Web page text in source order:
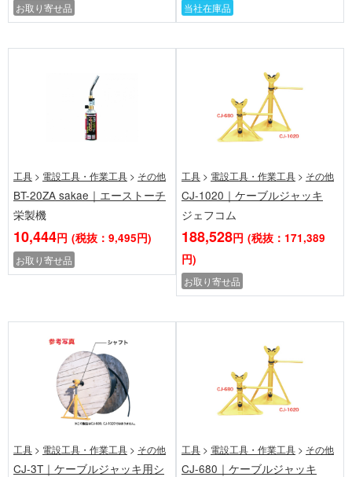
お取り寄せ品 当社在庫品
工具 > 電設工具・作業工具 > その他
BT-20ZA sakae｜エーストーチ
栄製機
10,444円 (税抜：9,495円)
お取り寄せ品
工具 > 電設工具・作業工具 > その他
CJ-1020｜ケーブルジャッキ
ジェフコム
188,528円 (税抜：171,389
円)
お取り寄せ品
工具 > 電設工具・作業工具 > その他
CJ-3T｜ケーブルジャッキ用シ
工具 > 電設工具・作業工具 > その他
CJ-680｜ケーブルジャッキ